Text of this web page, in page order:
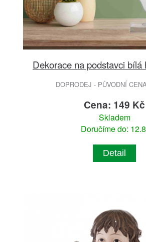
Dekorace na podstavci bílá
DOPRODEJ - PŮVODNÍ
Cena: 149 Kč
Skladem
Doručíme do:
Detail